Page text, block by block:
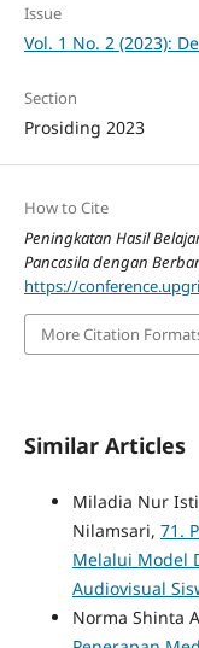
Issue
Vol. 1 No. 2 (2023):
Section
Prosiding 2023
How to Cite
Peningkatan Hasil
Pancasila dengan
https://
More Citation
Similar Articles
Miladia Nur
Nilamsari, 71.
Melalui Model
Audiovisual
Norma Shinta